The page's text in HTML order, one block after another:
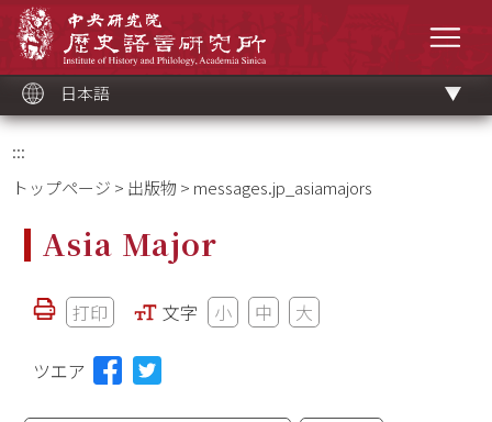
ッ
ク
日本語
:::
トップページ > 出版物 > messages.jp_asiamajors
Asia Major
打印 文字 小 中 大
ツエア